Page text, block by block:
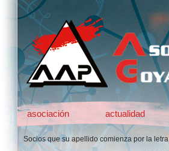
asociación actualidad
Socios que su apellido comienza por la letra